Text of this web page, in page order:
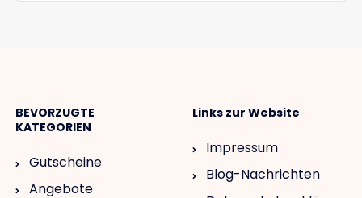
BEVORZUGTE
KATEGORIEN
Gutscheine
Angebote
Links zur Website
Impressum
Blog-Nachrichten